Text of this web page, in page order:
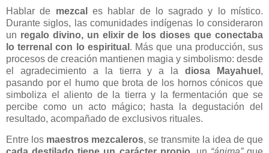
Hablar de mezcal
es hablar de lo sagrado y lo místico.
Durante siglos, las comunidades indígenas lo consideraron
un regalo divino, un elixir de los dioses que conectaba
lo terrenal con lo espiritual . Más que una producción, sus
procesos de creación mantienen magia y simbolismo: desde
el agradecimiento a la tierra y a ladiosa Mayahuel ,
pasando por el humo que brota de los hornos cónicos que
simboliza el aliento de la tierra y la fermentación que se
percibe como un acto mágico; hasta la degustación del
resultado, acompañado de exclusivos rituales.
Entre los maestros mezcaleros, se transmite la idea de que